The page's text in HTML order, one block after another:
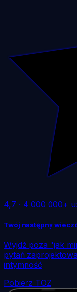
4,7 · 4 000 000+
Twój następny
Wyjdź poza "jak
pytań
intymność
Pobierz TOZ